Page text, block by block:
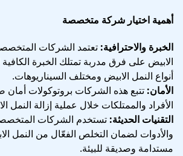
أهمية اختيار شركة متخصصة
الخبرة والاحترافية: تعتمد الشركات
الابيض على فرق مدربة تمتلك الخبرة
أنواع النمل الابيض ومختلف السيناريوهات.
الأمان: تتبع هذه الشركات بروتوكولات
الأفراد والممتلكات خلال عملية إزالة النمل
التقنيات الحديثة: تستخدم الشركات
والأدوات لضمان التخلص الفعّال من النمل
مستدامة وصديقة للبيئة.